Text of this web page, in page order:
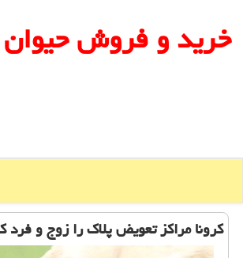
خرید و فروش
كرونا مراكز تعویض پلاك را زوج و فرد